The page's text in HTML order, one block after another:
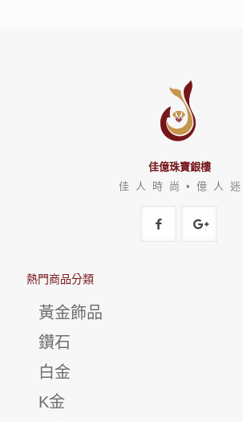
佳億珠寶銀樓
佳 人 時 尚 • 億 人 迷
熱門商品分類
黃金飾品
鑽石
白金
K金